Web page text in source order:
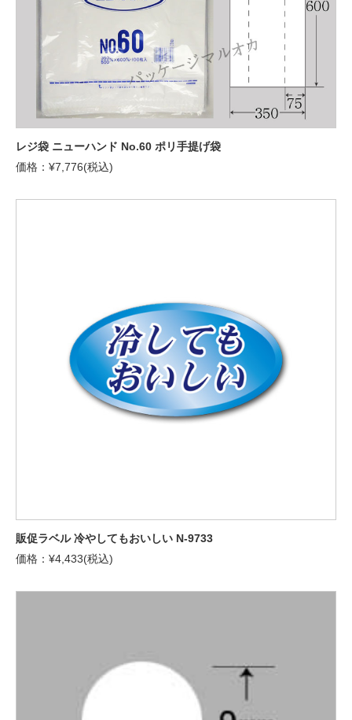
レジ袋 ニューハンド No.60 ポリ手提げ袋
価格：¥7,776(税込)
販促ラベル 冷やしてもおいしい N-9733
価格：¥4,433(税込)